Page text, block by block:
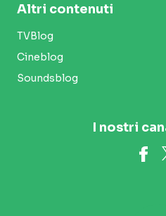
Altri contenuti
TVBlog
Cineblog
Soundsblog
I nostri